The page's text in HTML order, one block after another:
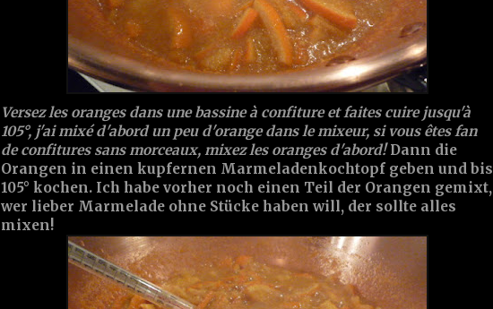
Versez les oranges dans une bassine à confiture et faites cuire jusqu'à
105°, j'ai mixé d'abord un peu d'orange dans le mixeur, si vous êtes fan
de confitures sans morceaux, mixez les oranges d'abord!Dann die
Orangen in einen kupfernen Marmeladenkochtopf geben und bis
105° kochen. Ich habe vorher noch einen Teil der Orangen gemixt,
wer lieber Marmelade ohne Stücke haben will, der sollte alles
mixen!